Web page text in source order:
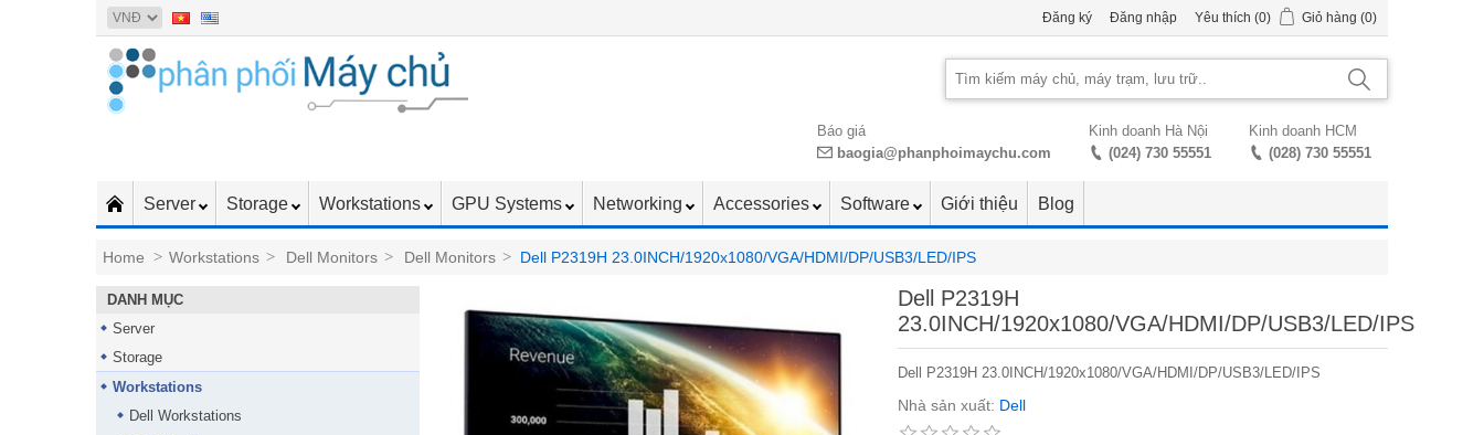
Đăng ký Đăng nhập Yêu thích (0) Giỏ hàng (0)
Báo giá
baogia@phanphoimaychu.com
Kinh doanh Hà Nội
(024) 730 55551
Kinh doanh HCM
(028) 730 55551
Server Storage Workstations GPU Systems Networking Accessories Software Giới thiệu Blog
Home > Workstations > Dell Monitors > Dell Monitors > Dell P2319H 23.0INCH/1920x1080/VGA/HDMI/DP/USB3/LED/IPS
DANH MỤC
Server
Storage
Workstations
Dell Workstations
Dell P2319H
23.0INCH/1920x1080/VGA/HDMI/DP/USB3/LED/IPS
Dell P2319H 23.0INCH/1920x1080/VGA/HDMI/DP/USB3/LED/IPS
Nhà sản xuất: Dell